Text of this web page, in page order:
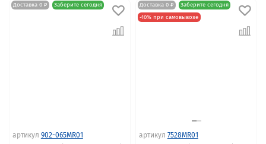
Доставка 0 ₽ Заберите сегодня
артикул 902-065MR01
Доставка 0 ₽
Заберите сегодня
-10% при самовывозе
артикул 7528MR01